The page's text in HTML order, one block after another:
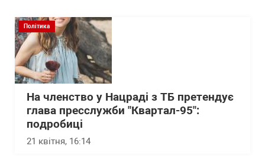
Політика
На членство у Нацраді з ТБ претендує
глава пресслужби "Квартал-95":
подробиці
21 квітня, 16:14